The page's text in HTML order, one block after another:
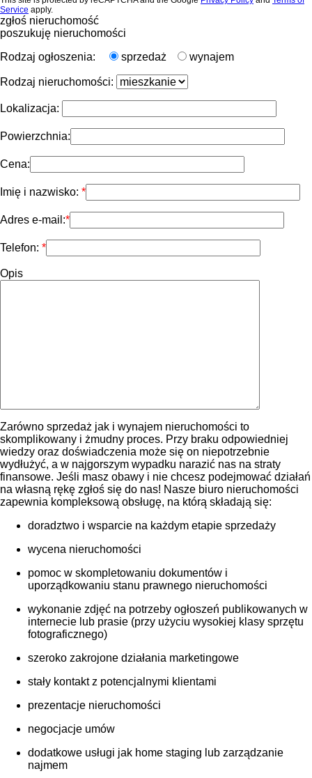
Service apply.
zgłoś nieruchomość
poszukuję nieruchomości
Rodzaj ogłoszenia:
sprzedaż wynajem
Rodzaj nieruchomości:
Lokalizacja:
Powierzchnia:
Cena:
Imię i nazwisko:
Adres e-mail:
Telefon:
Opis
Zarówno sprzedaż jak i wynajem nieruchomości to
skomplikowany i żmudny proces. Przy braku odpowiedniej
wiedzy oraz doświadczenia może się on niepotrzebnie
wydłużyć, a w najgorszym wypadku narazić nas na straty
finansowe. Jeśli masz obawy i nie chcesz podejmować działań
na własną rękę zgłoś się do nas! Nasze biuro nieruchomości
zapewnia kompleksową obsługę, na którą składają się:
doradztwo i wsparcie na każdym etapie sprzedaży
wycena nieruchomości
pomoc w skompletowaniu dokumentów i
uporządkowaniu stanu prawnego nieruchomości
wykonanie zdjęć na potrzeby ogłoszeń publikowanych w
internecie lub prasie (przy użyciu wysokiej klasy sprzętu
fotograficznego)
szeroko zakrojone działania marketingowe
stały kontakt z potencjalnymi klientami
prezentacje nieruchomości
negocjacje umów
dodatkowe usługi jak home staging lub zarządzanie
najmem